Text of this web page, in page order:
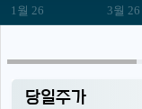
1월 26 3월 26
당일주가